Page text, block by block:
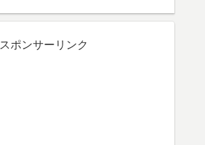
スポンサーリンク